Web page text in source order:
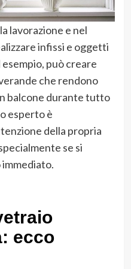
lavorazione e nel
infissi e oggetti
può creare
che rendono
balcone durante tutto
esperto è
della propria
se si
ecco